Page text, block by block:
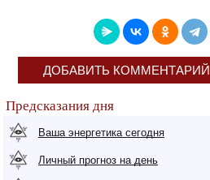
ДОБАВИТЬ КОММЕНТАРИЙ
Предсказания дня
Ваша энергетика сегодня
Личный прогноз на день